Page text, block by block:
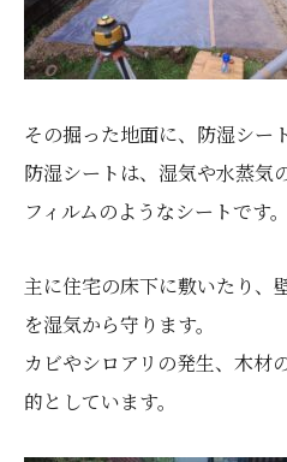
その掘った地面に、防湿シー
防湿シートは、湿気や水蒸気
フィルムのようなシートです。
主に住宅の床下に敷いたり、
を湿気から守ります。
カビやシロアリの発生、木材
的としています。